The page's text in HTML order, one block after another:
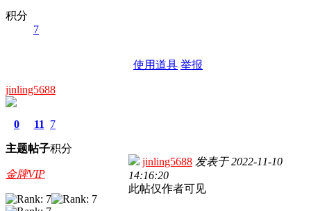
积分
7
使用道具 举报
jinling5688
0
主题
11
帖子
7
积分
金牌VIP
jinling5688 发表于2022-11-10
14:16:20
此帖仅作者可见